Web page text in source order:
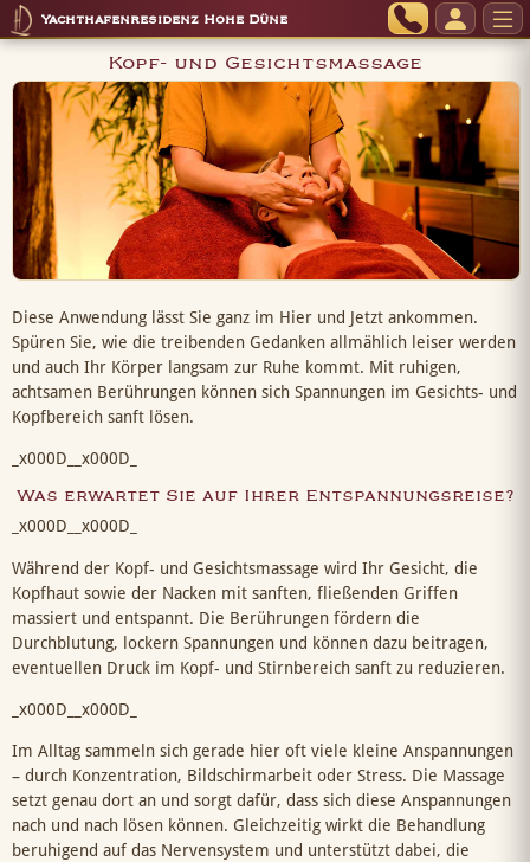
Yachthafenresidenz Hohe Düne
Kopf- und Gesichtsmassage
Diese Anwendung lässt Sie ganz im Hier und Jetzt ankommen.
Spüren Sie, wie die treibenden Gedanken allmählich leiser werden
und auch Ihr Körper langsam zur Ruhe kommt. Mit ruhigen,
achtsamen Berührungen können sich Spannungen im Gesichts- und
Kopfbereich sanft lösen.
_x000D__x000D_
Was erwartet Sie auf Ihrer Entspannungsreise?
_x000D__x000D_
Während der Kopf- und Gesichtsmassage wird Ihr Gesicht, die
Kopfhaut sowie der Nacken mit sanften, fließenden Griffen
massiert und entspannt. Die Berührungen fördern die
Durchblutung, lockern Spannungen und können dazu beitragen,
eventuellen Druck im Kopf- und Stirnbereich sanft zu reduzieren.
_x000D__x000D_
Im Alltag sammeln sich gerade hier oft viele kleine Anspannungen
– durch Konzentration, Bildschirmarbeit oder Stress. Die Massage
setzt genau dort an und sorgt dafür, dass sich diese Anspannungen
nach und nach lösen können. Gleichzeitig wirkt die Behandlung
beruhigend auf das Nervensystem und unterstützt dabei, die